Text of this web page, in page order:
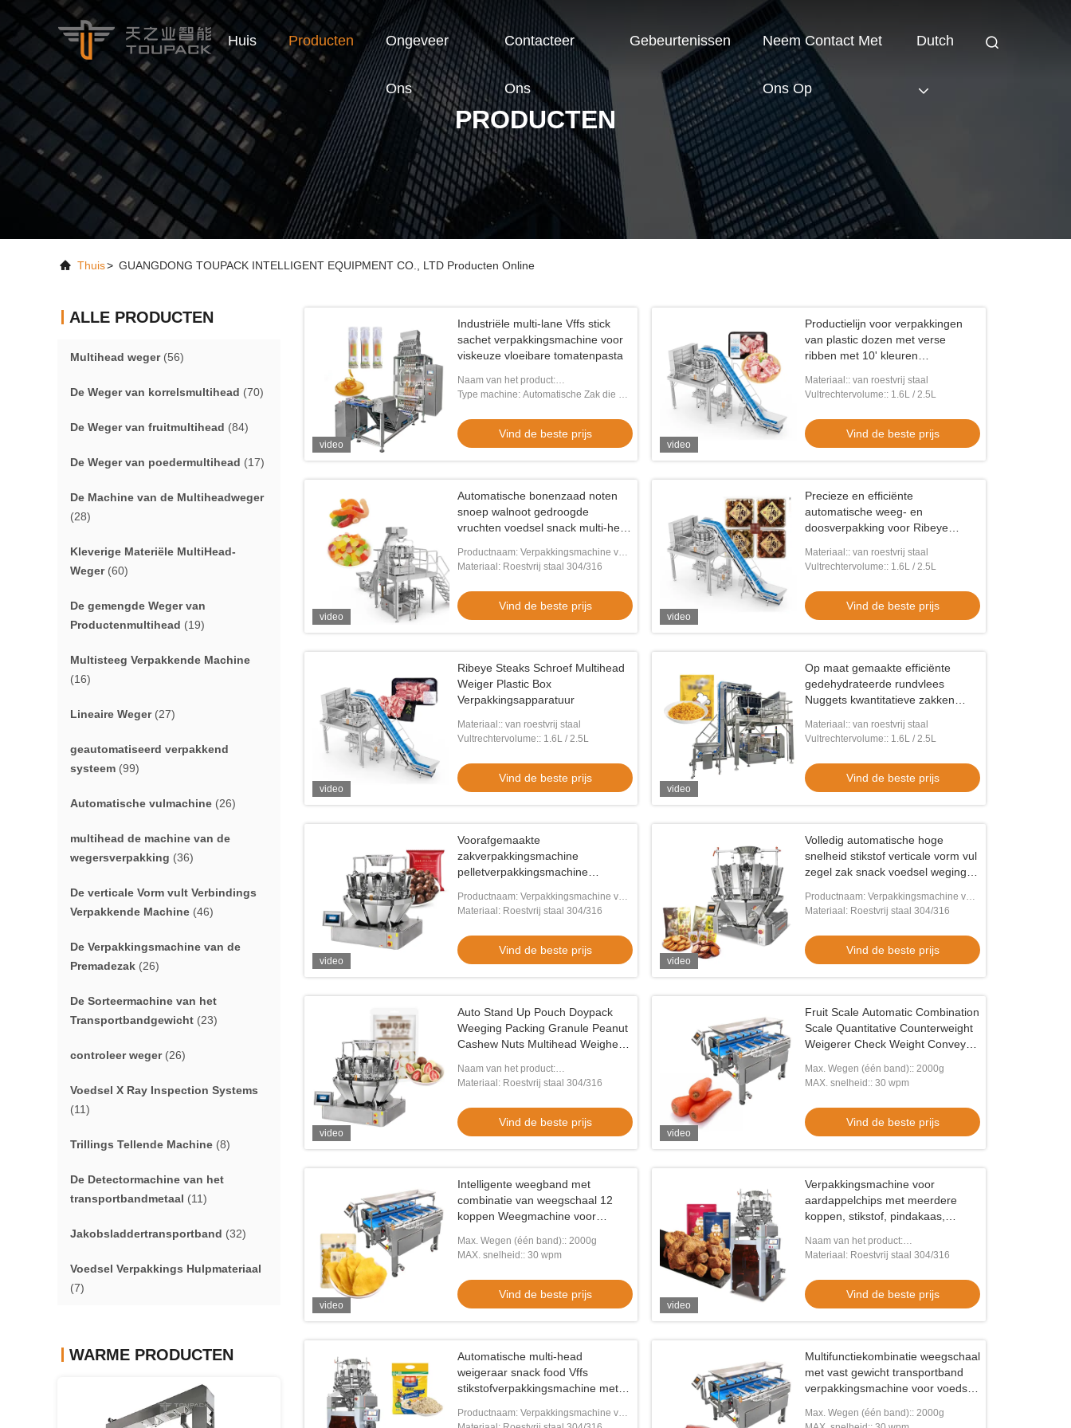
Huis Producten Ongeveer
Ons
Contacteer
Ons
Gebeurtenissen Neem Contact Met
Ons Op
Dutch
PRODUCTEN
Thuis> GUANGDONG TOUPACK INTELLIGENT EQUIPMENT CO., LTD Producten Online
ALLE PRODUCTEN
Multihead weger(56)
De Weger van korrelsmultihead (70)
De Weger van fruitmultihead (84)
De Weger van poedermultihead (17)
De Machine van de Multiheadweger
(28)
Kleverige Materiële MultiHead-
Weger(60)
De gemengde Weger van
Productenmultihead (19)
Multisteeg Verpakkende Machine
(16)
Lineaire Weger(27)
geautomatiseerd verpakkend
systeem (99)
Automatische vulmachine (26)
multihead de machine van de
wegersverpakking (36)
De verticale Vorm vult Verbindings
Verpakkende Machine (46)
De Verpakkingsmachine van de
Premadezak (26)
De Sorteermachine van het
Transportbandgewicht (23)
controleer weger(26)
Voedsel X Ray Inspection Systems
(11)
Trillings Tellende Machine (8)
De Detectormachine van het
transportbandmetaal (11)
Jakobsladdertransportband (32)
Voedsel Verpakkings Hulpmateriaal
(7)
WARME PRODUCTEN
video
Industriële multi-lane Vffs stick
sachet verpakkingsmachine voor
viskeuze vloeibare tomatenpasta
Naam van het product:
Verpakkingsmachine voor zakken met
Type machine: Automatische Zak die het
Vind de beste prijs
video
Productielijn voor verpakkingen
van plastic dozen met verse
ribben met 10' kleuren
Materiaal:: van roestvrij staal
Vultrechtervolume:: 1.6L / 2.5L
Vind de beste prijs
video
Automatische bonenzaad noten
snoep walnoot gedroogde
vruchten voedsel snack multi-head
verpakkingsmachine met stikstof
Productnaam: Verpakkingsmachine voor
het afdichten en vullen
Materiaal: Roestvrij staal 304/316
Vind de beste prijs
video
Precieze en efficiënte
automatische weeg- en
doosverpakking voor Ribeye
Materiaal:: van roestvrij staal
Vultrechtervolume:: 1.6L / 2.5L
Vind de beste prijs
video
Ribeye Steaks Schroef Multihead
Weiger Plastic Box
Verpakkingsapparatuur
Materiaal:: van roestvrij staal
Vultrechtervolume:: 1.6L / 2.5L
Vind de beste prijs
video
Op maat gemaakte efficiënte
gedehydrateerde rundvlees
Nuggets kwantitatieve zakken
eten voedsel rundvlees Multihead
Materiaal:: van roestvrij staal
Vultrechtervolume:: 1.6L / 2.5L
Vind de beste prijs
video
Voorafgemaakte
zakverpakkingsmachine
pelletverpakkingsmachine
datumschrift
Productnaam: Verpakkingsmachine voor
het afdichten en vullen
Materiaal: Roestvrij staal 304/316
Vind de beste prijs
video
Volledig automatische hoge
snelheid stikstof verticale vorm vul
zegel zak snack voedsel weging
verpakkingsmachine
Productnaam: Verpakkingsmachine voor
het afdichten en vullen
Materiaal: Roestvrij staal 304/316
Vind de beste prijs
video
Auto Stand Up Pouch Doypack
Weeging Packing Granule Peanut
Cashew Nuts Multihead Weigher
Naam van het product:
Verpakkingsmachine voor het afdichten
Materiaal: Roestvrij staal 304/316
Vind de beste prijs
video
Fruit Scale Automatic Combination
Scale Quantitative Counterweight
Weigerer Check Weight Conveyor
Max. Wegen (één band):: 2000g
MAX. snelheid:: 30 wpm
Vind de beste prijs
video
Intelligente weegband met
combinatie van weegschaal 12
koppen Weegmachine voor
Max. Wegen (één band):: 2000g
MAX. snelheid:: 30 wpm
Vind de beste prijs
video
Verpakkingsmachine voor
aardappelchips met meerdere
koppen, stikstof, pindakaas,
verpakkingsmachine
Naam van het product:
Verpakkingsmachine voor het afdichten
Materiaal: Roestvrij staal 304/316
Vind de beste prijs
Automatische multi-head
weigeraar snack food Vffs
stikstofverpakkingsmachine met
Productnaam: Verpakkingsmachine voor
Multifunctiekombinatie weegschaal
met vast gewicht transportband
verpakkingsmachine voor voedsel
transportbandschaal
Max. Wegen (één band):: 2000g